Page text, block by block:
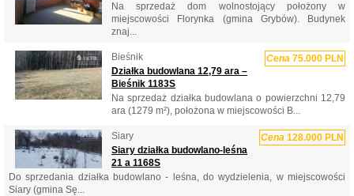
Na sprzedaż dom wolnostojący położony w
miejscowości Florynka (gmina Grybów). Budynek
znaj...
Bieśnik Cena 75.000 PLN
Działka budowlana 12,79 ara –
Bieśnik 1183S
Na sprzedaż działka budowlana o powierzchni 12,79
ara (1279 m²), położona w miejscowości B...
Siary Cena 128.000 PLN
Siary działka budowlano-leśna
21 a 1168S
Do sprzedania działka budowlano - leśna, do wydzielenia, w miejscowości
Siary (gmina Sę...